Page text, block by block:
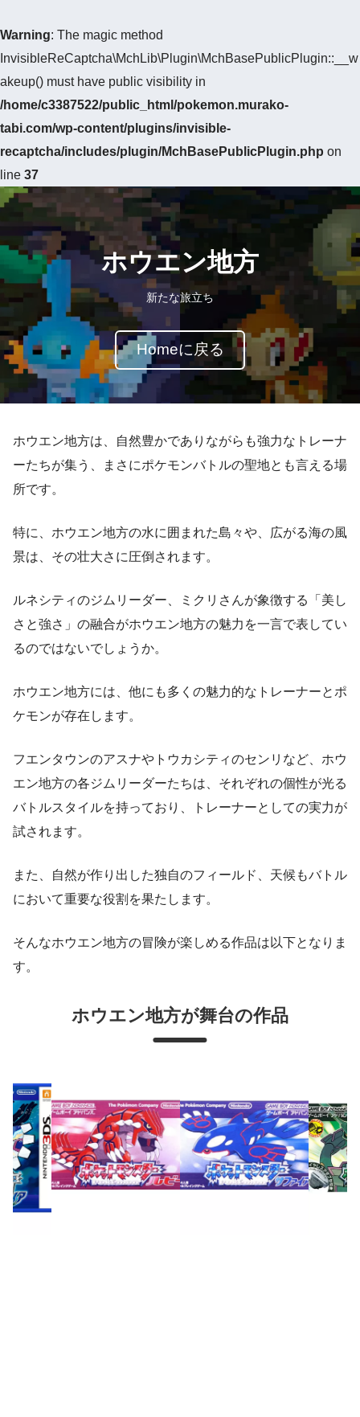
Warning: The magic method
InvisibleReCaptcha\MchLib\Plugin\MchBasePublicPlugin::__w
akeup() must have public visibility in
/home/c3387522/public_html/pokemon.murako-
tabi.com/wp-content/plugins/invisible-
recaptcha/includes/plugin/MchBasePublicPlugin.php on
line 37
ホウエン地方
新たな旅立ち
Homeに戻る
ホウエン地方は、自然豊かでありながらも強力なトレーナ
ーたちが集う、まさにポケモンバトルの聖地とも言える場
所です。
特に、ホウエン地方の水に囲まれた島々や、広がる海の風
景は、その壮大さに圧倒されます。
ルネシティのジムリーダー、ミクリさんが象徴する「美し
さと強さ」の融合がホウエン地方の魅力を一言で表してい
るのではないでしょうか。
ホウエン地方には、他にも多くの魅力的なトレーナーとポ
ケモンが存在します。
フエンタウンのアスナやトウカシティのセンリなど、ホウ
エン地方の各ジムリーダーたちは、それぞれの個性が光る
バトルスタイルを持っており、トレーナーとしての実力が
試されます。
また、自然が作り出した独自のフィールド、天候もバトル
において重要な役割を果たします。
そんなホウエン地方の冒険が楽しめる作品は以下となりま
す。
ホウエン地方が舞台の作品